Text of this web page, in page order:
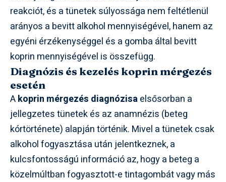
reakciót, és a tünetek súlyossága nem feltétlenül
arányos a bevitt alkohol mennyiségével, hanem az
egyéni érzékenységgel és a gomba által bevitt
koprin mennyiségével is összefügg.
Diagnózis és kezelés koprin mérgezés
esetén
Akoprin mérgezés diagnózisaelsősorban a
jellegzetes tünetek és az anamnézis (beteg
kórtörténete) alapján történik. Mivel a tünetek csak
alkohol fogyasztása után jelentkeznek, a
kulcsfontosságú információ az, hogy a beteg a
közelmúltban fogyasztott-e tintagombát vagy más